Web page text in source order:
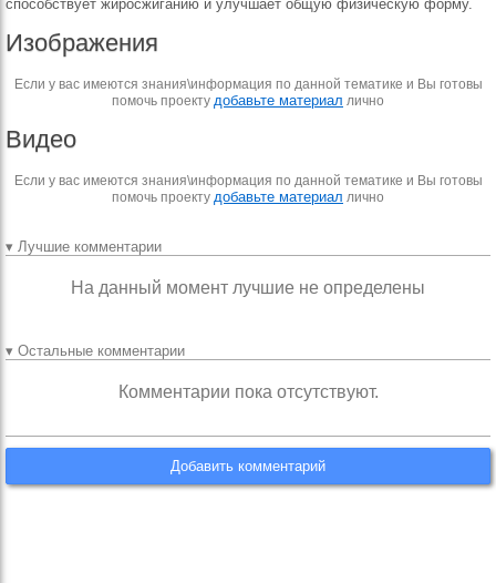
способствует жиросжиганию и улучшает общую физическую форму.
Изображения
Если у вас имеются знания\информация по данной тематике и Вы готовы
помочь проекту добавьте материал лично
Видео
Если у вас имеются знания\информация по данной тематике и Вы готовы
помочь проекту добавьте материал лично
▾ Лучшие комментарии
На данный момент лучшие не определены
▾ Остальные комментарии
Комментарии пока отсутствуют.
Добавить комментарий